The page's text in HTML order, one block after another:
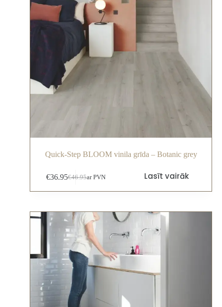
Quick-Step BLOOM vinila grīda – Botanic grey
€46.95
€36.95 ar PVN Lasīt vairāk